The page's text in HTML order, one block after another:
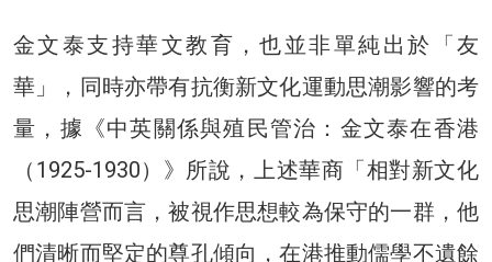
金文泰支持華文教育，也並非單純出於「友
華」，同時亦帶有抗衡新文化運動思潮影響的考
量，據《中英關係與殖民管治：金文泰在香港
（1925-1930）》所說，上述華商「相對新文化
思潮陣營而言，被視作思想較為保守的一群，他
們清晰而堅定的尊孔傾向，在港推動儒學不遺餘